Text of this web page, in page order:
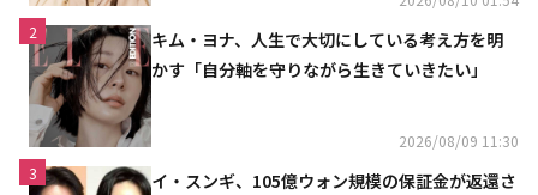
2
キム・ヨナ、人生で大切にしている考え方を明
かす「自分軸を守りながら生きていきたい」
2026/08/09 11:30
3
イ・スンギ、105億ウォン規模の保証金が返還さ